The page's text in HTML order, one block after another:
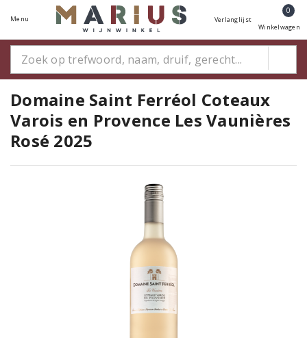
Menu Verlanglijst
0
Winkelwagen
Domaine Saint Ferréol Coteaux
Varois en Provence Les Vaunières
Rosé 2025